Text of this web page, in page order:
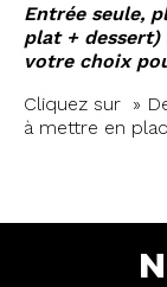
Entrée seule,
plat +
votre choix
Cliquez sur »
à mettre en